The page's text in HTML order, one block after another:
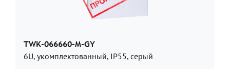
TWK-066660-M-GY
6U, укомплектованный, IP55, серый